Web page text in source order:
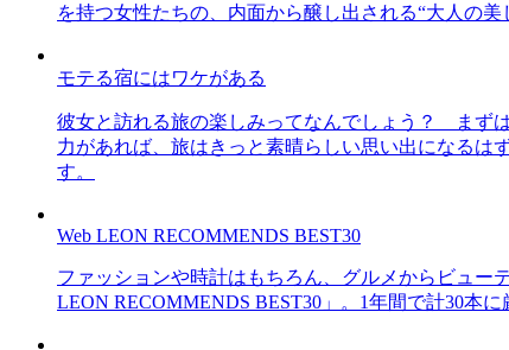
を持つ女性たちの、内面から醸し出される“大人の
モテる宿にはワケがある
彼女と訪れる旅の楽しみってなんでしょう？ まず
力があれば、旅はきっと素晴らしい思い出になるは
す。
Web LEON RECOMMENDS BEST30
ファッションや時計はもちろん、グルメからビュー
LEON RECOMMENDS BEST30」。1年間で計30本